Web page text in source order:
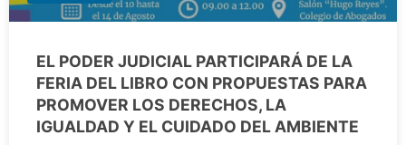
EL PODER JUDICIAL PARTICIPARÁ DE LA
FERIA DEL LIBRO CON PROPUESTAS PARA
PROMOVER LOS DERECHOS, LA
IGUALDAD Y EL CUIDADO DEL AMBIENTE